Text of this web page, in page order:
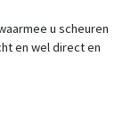
u scheuren
en wel direct en